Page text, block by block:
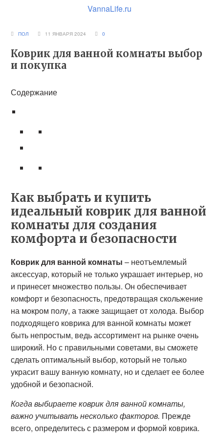
VannaLife.ru
ПОЛ 11 ЯНВАРЯ 2024 0
Коврик для ванной комнаты выбор
и покупка
Содержание
Как выбрать и купить
идеальный коврик для ванной
комнаты для создания
комфорта и безопасности
Коврик для ванной комнаты – неотъемлемый
аксессуар, который не только украшает интерьер, но
и принесет множество пользы. Он обеспечивает
комфорт и безопасность, предотвращая скольжение
на мокром полу, а также защищает от холода. Выбор
подходящего коврика для ванной комнаты может
быть непростым, ведь ассортимент на рынке очень
широкий. Но с правильными советами, вы сможете
сделать оптимальный выбор, который не только
украсит вашу ванную комнату, но и сделает ее более
удобной и безопасной.
Когда выбираете коврик для ванной комнаты,
важно учитывать несколько факторов. Прежде
всего, определитесь с размером и формой коврика.